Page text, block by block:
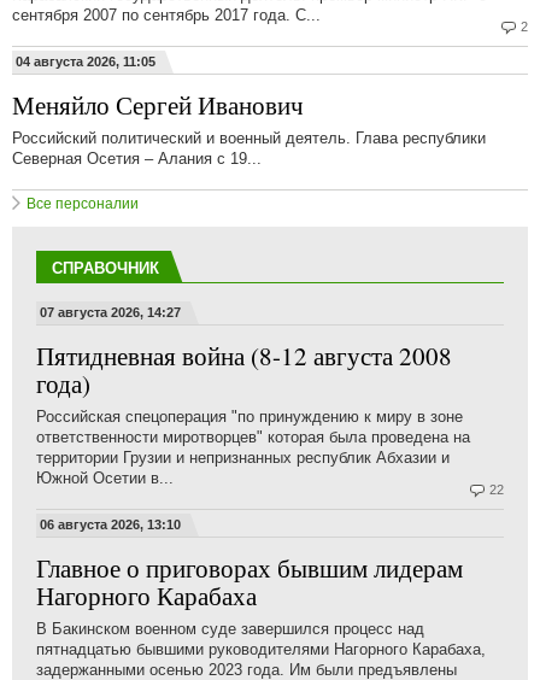
2
сентября 2007 по сентябрь 2017 года. С...
04 августа 2026, 11:05
Меняйло Сергей Иванович
Российский политический и военный деятель. Глава республики
Северная Осетия – Алания с 19...
Все персоналии
СПРАВОЧНИК
07 августа 2026, 14:27
22
Пятидневная война (8-12 августа 2008
года)
Российская спецоперация "по принуждению к миру в зоне
ответственности миротворцев" которая была проведена на
территории Грузии и непризнанных республик Абхазии и
Южной Осетии в...
06 августа 2026, 13:10
Главное о приговорах бывшим лидерам
Нагорного Карабаха
В Бакинском военном суде завершился процесс над
пятнадцатью бывшими руководителями Нагорного Карабаха,
задержанными осенью 2023 года. Им были предъявлены